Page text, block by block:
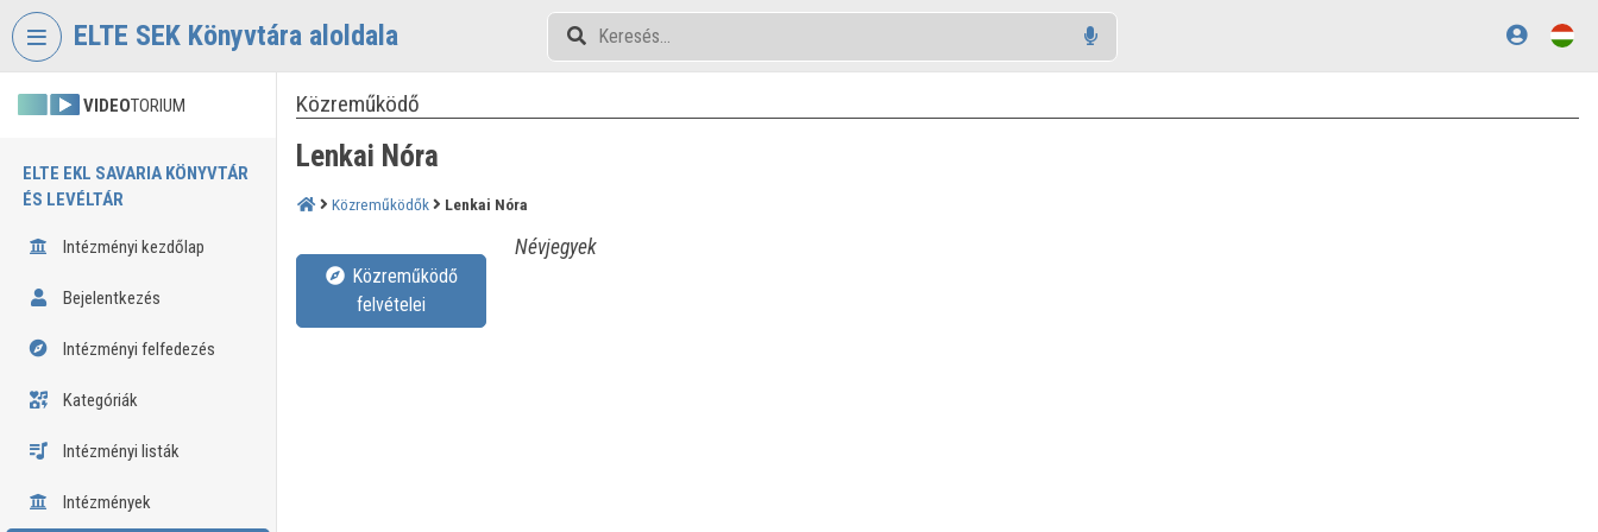
Fejléc kihagyása
ELTE SEK Könyvtára aloldala
VIDEOTORIUM
ELTE EKL SAVARIA KÖNYVTÁR
ÉS LEVÉLTÁR
Intézményi kezdőlap
Bejelentkezés
Intézményi felfedezés
Kategóriák
Intézményi listák
Intézmények
Közreműködő
Lenkai Nóra
Közreműködők Lenkai Nóra
felvételei
Névjegyek